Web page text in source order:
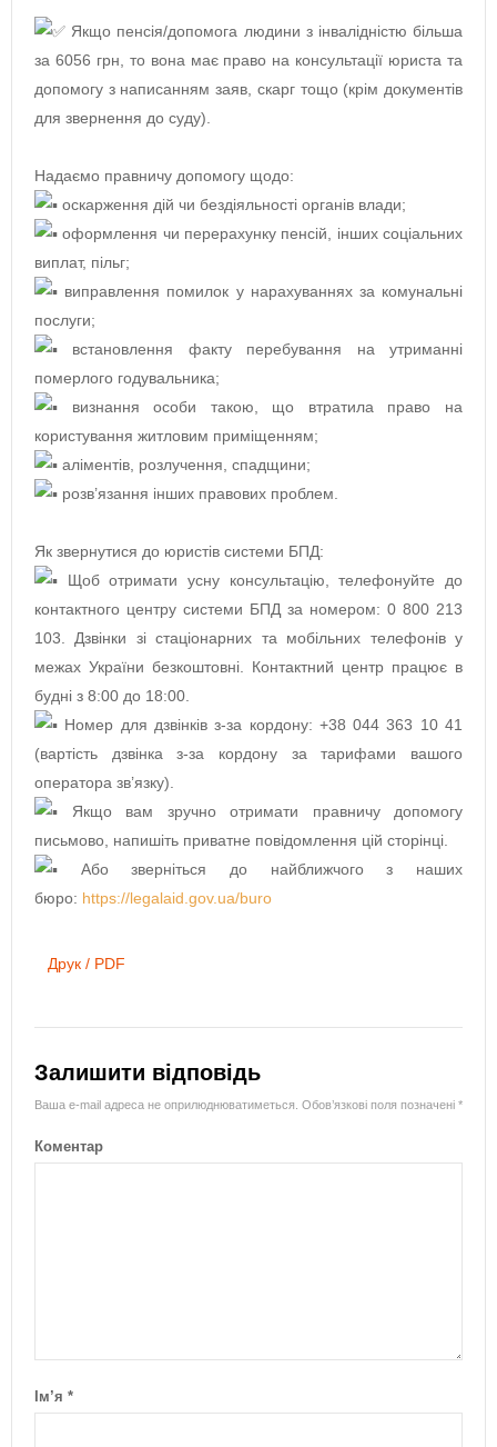
Якщо пенсія/допомога людини з інвалідністю більша
за 6056 грн, то вона має право на консультації юриста та
допомогу з написанням заяв, скарг тощо (крім документів
для звернення до суду).
Надаємо правничу допомогу щодо:
оскарження дій чи бездіяльності органів влади;
оформлення чи перерахунку пенсій, інших соціальних
виплат, пільг;
виправлення помилок у нарахуваннях за комунальні
послуги;
встановлення факту перебування на утриманні
померлого годувальника;
визнання особи такою, що втратила право на
користування житловим приміщенням;
аліментів, розлучення, спадщини;
розв’язання інших правових проблем.
Як звернутися до юристів системи БПД:
Щоб отримати усну консультацію, телефонуйте до
контактного центру системи БПД за номером: 0 800 213
103. Дзвінки зі стаціонарних та мобільних телефонів у
межах України безкоштовні. Контактний центр працює в
будні з 8:00 до 18:00.
Номер для дзвінків з-за кордону: +38 044 363 10 41
(вартість дзвінка з-за кордону за тарифами вашого
оператора зв’язку).
Якщо вам зручно отримати правничу допомогу
письмово, напишіть приватне повідомлення цій сторінці.
Або зверніться до найближчого з наших
бюро: https://legalaid.gov.ua/buro
Друк / PDF
Залишити відповідь
Ваша e-mail адреса не оприлюднюватиметься. Обов’язкові поля позначені *
Коментар
Ім’я *